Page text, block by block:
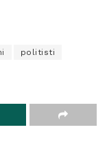
politisti